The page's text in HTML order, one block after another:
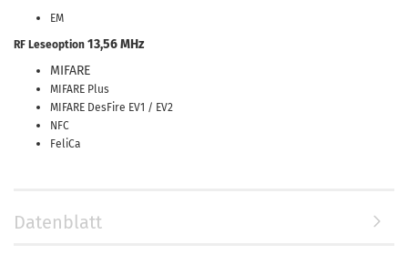
EM
RF Leseoption 13,56 MHz
MIFARE
MIFARE Plus
MIFARE DesFire EV1 / EV2
NFC
FeliCa
Datenblatt